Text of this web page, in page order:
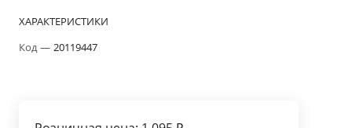
ХАРАКТЕРИСТИКИ
Код— 20119447